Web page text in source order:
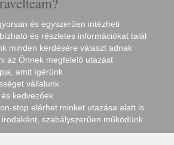
és egyszerűen intézheti
és részletes információkat talál
minden kérdésére választ adnak
az Önnek megfelelő utazást
amit ígérünk
vállalunk
kedvezőek
stop elérhet minket utazása alatt is
szabályszerűen működünk